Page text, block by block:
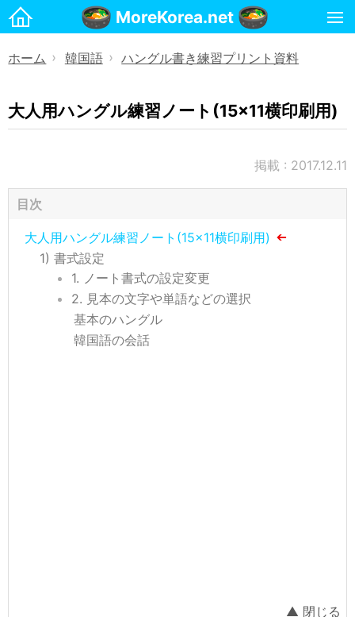
MoreKorea.net
韓国生活ノウハウ
韓国語
PCでハングルタイピング練習
スマホでハングルタイピング練習
ハングル変換ツール・ファイル
ハングル書き練習プリント資料
ホーム 》 韓国語 》 ハングル書き練習プリント資料
大人用ハングル練習ノート(15×11横印刷用)
掲載 : 2017.12.11
目次
大人用ハングル練習ノート(15×11横印刷用)
書式設定
1. ノート書式の設定変更
2. 見本の文字や単語などの選択
基本のハングル
韓国語の会話